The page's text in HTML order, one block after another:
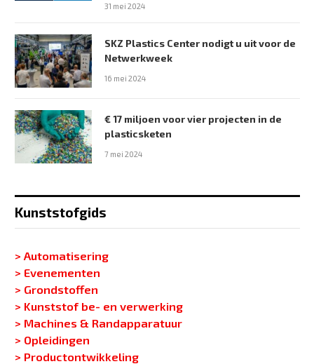
31 mei 2024
SKZ Plastics Center nodigt u uit voor de
Netwerkweek
16 mei 2024
€ 17 miljoen voor vier projecten in de
plasticsketen
7 mei 2024
Kunststofgids
> Automatisering
> Evenementen
> Grondstoffen
> Kunststof be- en verwerking
> Machines & Randapparatuur
> Opleidingen
> Productontwikkeling